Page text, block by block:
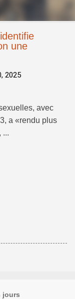
une
2025
avec
a «rendu plus
, ...
jours